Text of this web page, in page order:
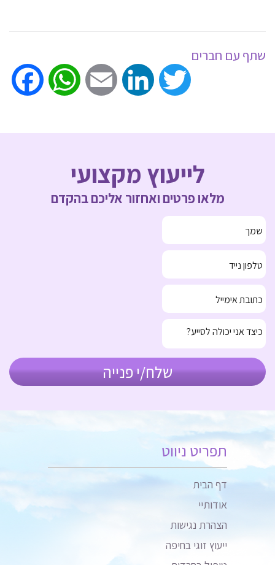
שתף עם חברים
Twitter
LinkedIn
Email
WhatsApp
לייעוץ מקצועי
מלאו פרטים ואחזור אליכם בהקדם
תפריט ניווט
דף הבית
אודותיי
הצהרת נגישות
ייעוץ זוגי בחיפה